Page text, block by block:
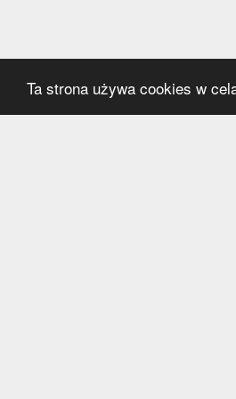
Ta strona używa cookies w